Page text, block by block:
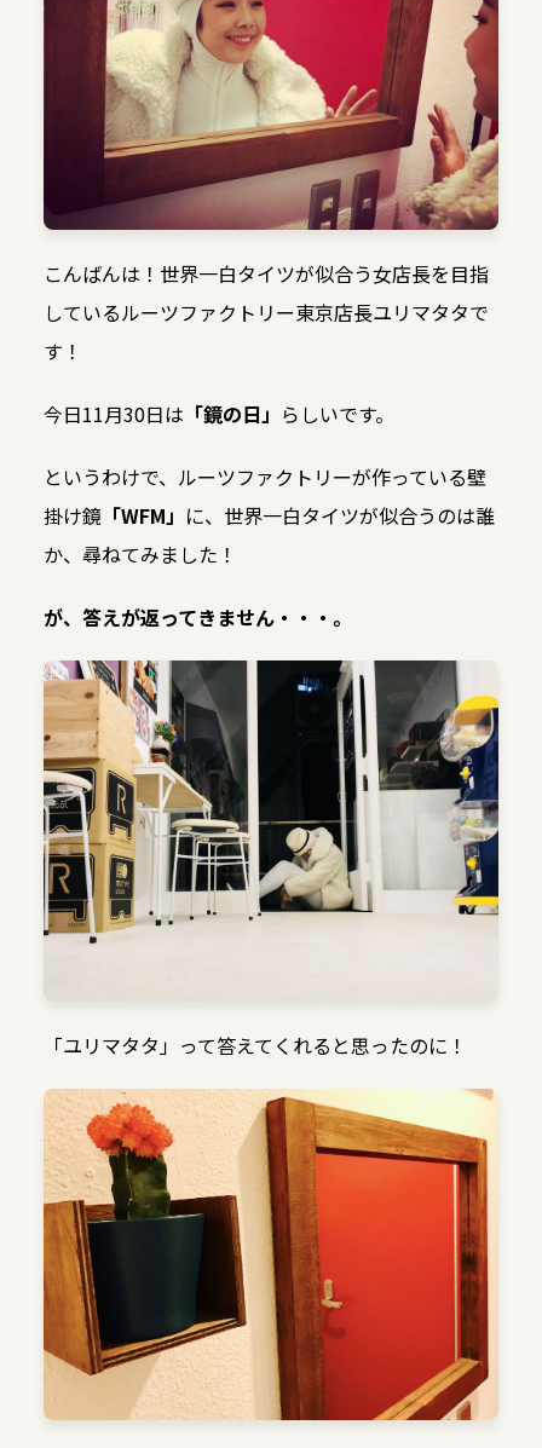
こんばんは！世界一白タイツが似合う女店長を目指
しているルーツファクトリー東京店長ユリマタタで
す！
今日11月30日は 「鏡の日」 らしいです。
というわけで、ルーツファクトリーが作っている壁
掛け鏡 「WFM」 に、世界一白タイツが似合うのは誰
か、尋ねてみました！
が、答えが返ってきません・・・。
「ユリマタタ」って答えてくれると思ったのに！